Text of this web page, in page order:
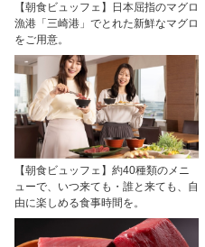
【朝食ビュッフェ】日本屈指のマグロ
漁港「三崎港」でとれた新鮮なマグロ
をご用意。
【朝食ビュッフェ】約40種類のメニ
ューで、いつ来ても・誰と来ても、自
由に楽しめる食事時間を。